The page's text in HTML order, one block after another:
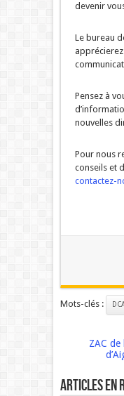
devenir
Le bureau
Pensez à
nouvelles
Pour nous
conseils et
contactez-
Mots-clés :
ZAC de
Articles en